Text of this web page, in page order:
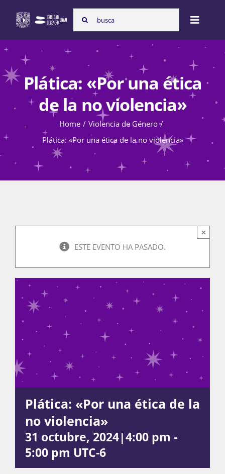
content
Search
for:
Toggle
Nosotras
Programas
Atención de la violencia de género
La Boletina
Blog
Recursos
Súmate
Publicaciones
Plática: «Por una ética
de la no violencia»
Home
Violencia de Género
Plática: «Por una ética de la no violencia»
ESTE EVENTO HA PASADO.
×
Plática: «Por una ética de la
no violencia»
31 octubre, 2024|4:00 pm -
5:00 pm UTC-6